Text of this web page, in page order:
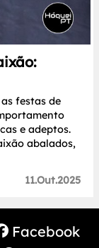
festas de
e adeptos.
abalados,
11.Out.2025
Facebook